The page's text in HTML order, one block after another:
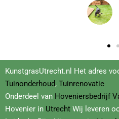
KunstgrasUtrecht.nl Het adres
Tuinonderhoud, Tuinrenovatie
Onderdeel van Hoveniersbedrijf
Hovenier in Utrecht Wij leveren